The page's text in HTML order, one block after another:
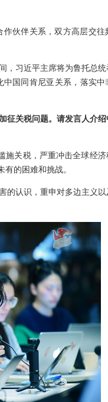
伙伴关系，双方高层交往
，习近平主席将为鲁托总
国同肯尼亚关系，落实
征关税问题。请发言人介
关税，严重冲击全球经济
的困难和挑战。
的认识，重申对多边主义